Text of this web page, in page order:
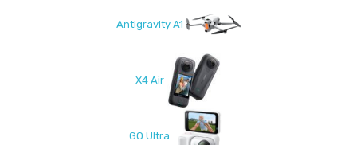
Antigravity A1
X4 Air
GO Ultra